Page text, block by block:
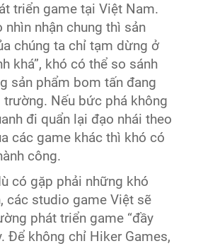
triển game tại Việt Nam.
nhìn nhận chung thì sản
chúng ta chỉ tạm dừng ở
khá”, khó có thể so sánh
sản phẩm bom tấn đang
Nếu bức phá không
đi quẩn lại đạo nhái theo
các game khác thì khó có
công.
có gặp phải những khó
các studio game Việt sẽ
phát triển game “đầy
Để không chỉ Hiker Games,